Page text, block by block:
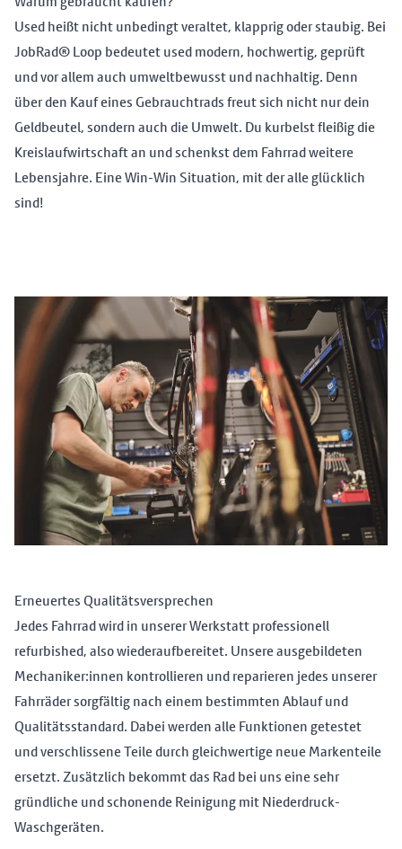
Used heißt nicht unbedingt veraltet, klapprig oder staubig. Bei
JobRad® Loop bedeutet used modern, hochwertig, geprüft
und vor allem auch umweltbewusst und nachhaltig. Denn
über den Kauf eines Gebrauchtrads freut sich nicht nur dein
Geldbeutel, sondern auch die Umwelt. Du kurbelst fleißig die
Kreislaufwirtschaft an und schenkst dem Fahrrad weitere
Lebensjahre. Eine Win-Win Situation, mit der alle glücklich
sind!
Erneuertes Qualitätsversprechen
Jedes Fahrrad wird in unserer Werkstatt professionell
refurbished, also wiederaufbereitet. Unsere ausgebildeten
Mechaniker:innen kontrollieren und reparieren jedes unserer
Fahrräder sorgfältig nach einem bestimmten Ablauf und
Qualitätsstandard. Dabei werden alle Funktionen getestet
und verschlissene Teile durch gleichwertige neue Markenteile
ersetzt. Zusätzlich bekommt das Rad bei uns eine sehr
gründliche und schonende Reinigung mit Niederdruck-
Waschgeräten.